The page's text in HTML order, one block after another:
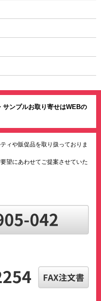
サンプルお取り寄せはWEBの
ィや販促品を取り扱っておりま
望にあわせてご提案させていた